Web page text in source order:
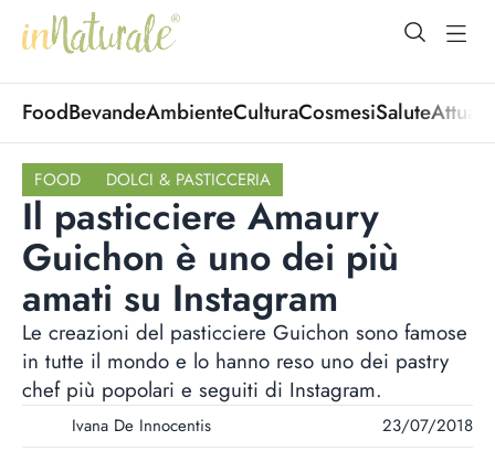
open
FoodBevandeAmbienteCulturaCosmesiSalute
FOOD DOLCI & PASTICCERIA
Il pasticciere Amaury
Guichon è uno dei più
amati su Instagram
Le creazioni del pasticciere Guichon sono famose
in tutte il mondo e lo hanno reso uno dei pastry
chef più popolari e seguiti di Instagram.
Ivana De Innocentis 23/07/2018